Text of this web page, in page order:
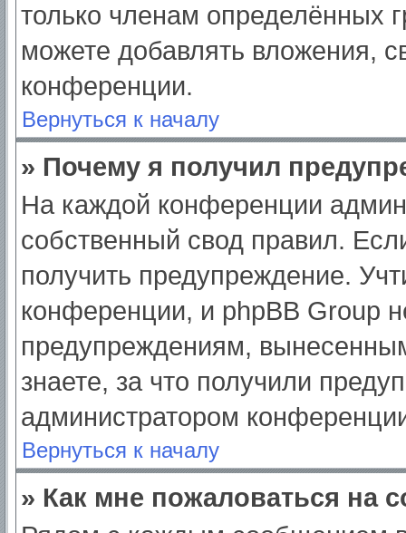
только членам определённых
можете добавлять вложения,
конференции.
Вернуться к началу
» Почему я получил
На каждой конференции
собственный свод правил.
получить предупреждение.
конференции, и phpBB Group
предупреждениям,
знаете, за что получили
администратором
Вернуться к началу
» Как мне пожаловаться на